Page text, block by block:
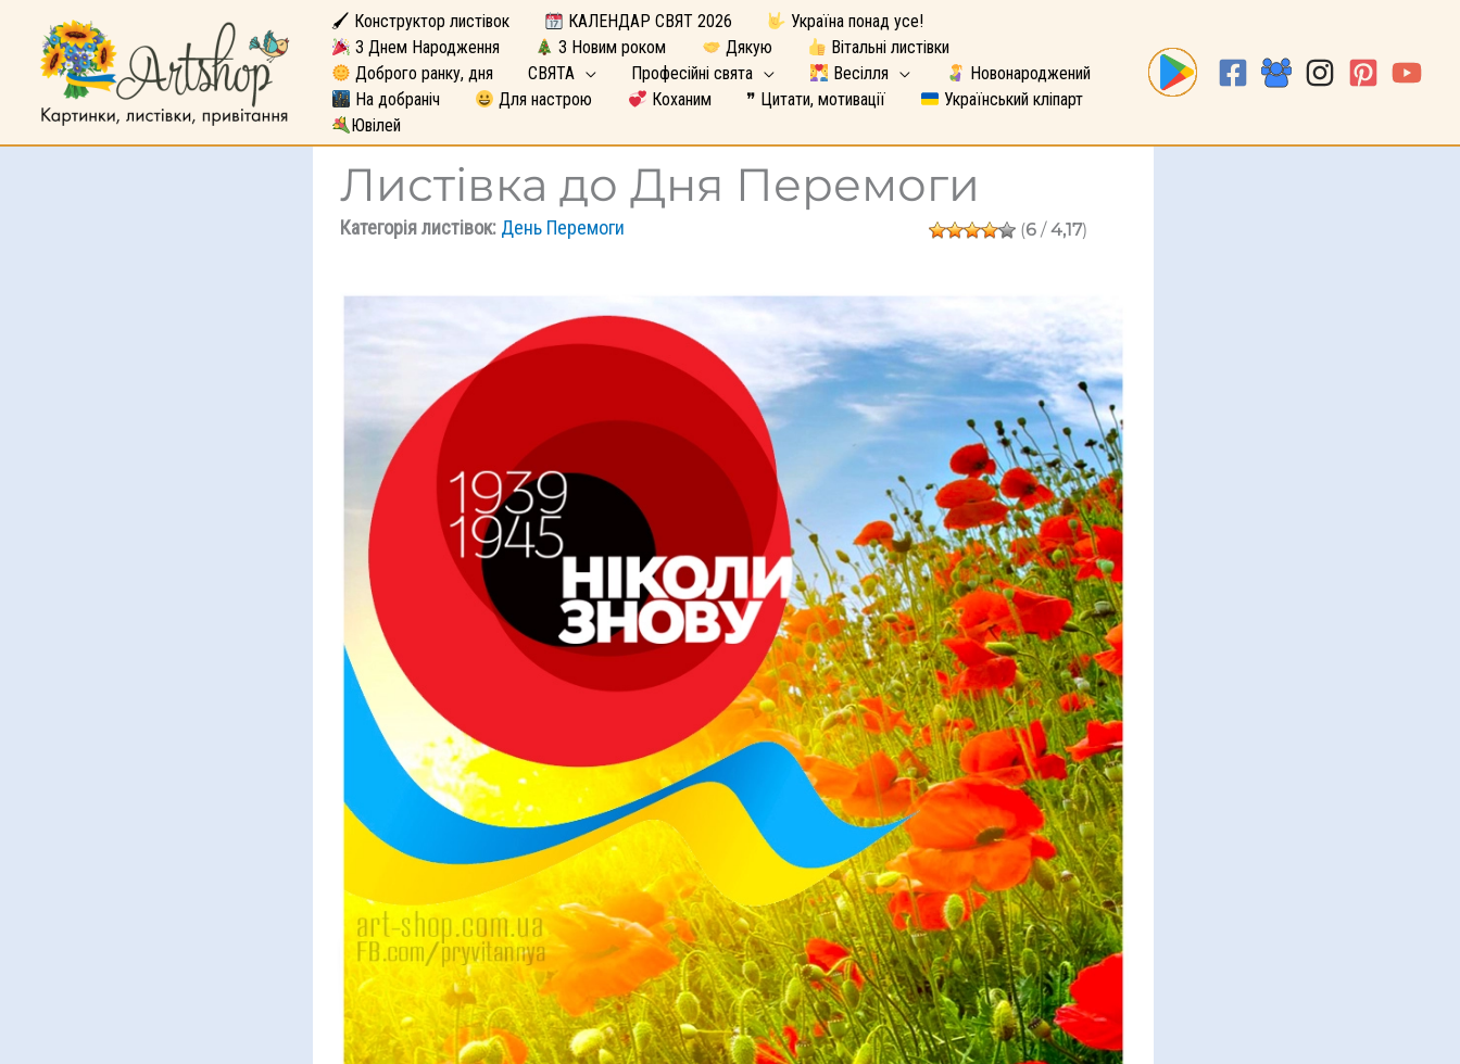
🖌 Конструктор листівок КАЛЕНДАР СВЯТ 2026
Україна понад усе!
З Днем Народження
З Новим роком Дякую
Вітальні листівки
Доброго ранку, дня
СВЯТА Професійні свята Весілля
Новонароджений
На добраніч
Для настрою Коханим ❞ Цитати, мотивації
Український кліпарт
Ювілей
Листівка до Дня Перемоги
Категорія листівок: День Перемоги (6 /4,17)